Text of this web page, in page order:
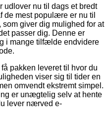
udlover nu til dags et bredt
de mest populære er nu til
giver dig mulighed for at
passer dig. Denne er
i mange tilfælde endvidere
pakken leveret til hvor du
viser sig til tider en
omvendt ekstremt simpel.
er unægtelig selv at hente
lever nærved e-